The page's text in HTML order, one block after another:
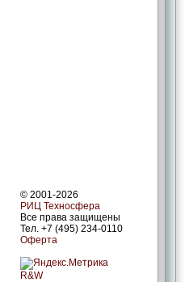
© 2001-2026
РИЦ Техносфера
Все права защищены
Тел. +7 (495) 234-0110
Оферта
R&W